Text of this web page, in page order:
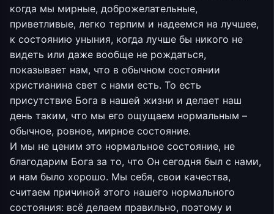
когда мы мирные, доброжелательные,
приветливые, легко терпим и надеемся на лучшее,
к состоянию уныния, когда лучше бы никого не
видеть или даже вообще не рождаться,
показывает нам, что в обычном состоянии
христианина свет с нами есть. То есть
присутствие Бога в нашей жизни и делает наш
день таким, что мы его ощущаем нормальным –
обычное, ровное, мирное состояние.
И мы не ценим это нормальное состояние, не
благодарим Бога за то, что Он сегодня был с нами,
и нам было хорошо. Мы себя, свои качества,
считаем причиной этого нашего нормального
состояния: всё делаем правильно, поэтому и